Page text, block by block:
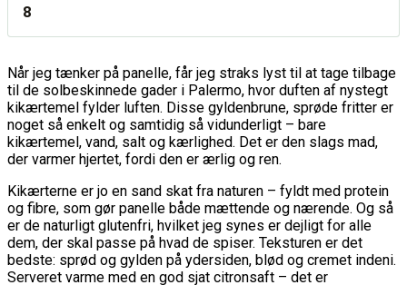
8
Når jeg tænker på panelle, får jeg straks lyst til at tage tilbage
til de solbeskinnede gader i Palermo, hvor duften af nystegt
kikærtemel fylder luften. Disse gyldenbrune, sprøde fritter er
noget så enkelt og samtidig så vidunderligt – bare
kikærtemel, vand, salt og kærlighed. Det er den slags mad,
der varmer hjertet, fordi den er ærlig og ren.
Kikærterne er jo en sand skat fra naturen – fyldt med protein
og fibre, som gør panelle både mættende og nærende. Og så
er de naturligt glutenfri, hvilket jeg synes er dejligt for alle
dem, der skal passe på hvad de spiser. Teksturen er det
bedste: sprød og gylden på ydersiden, blød og cremet indeni.
Serveret varme med en god sjat citronsaft – det er